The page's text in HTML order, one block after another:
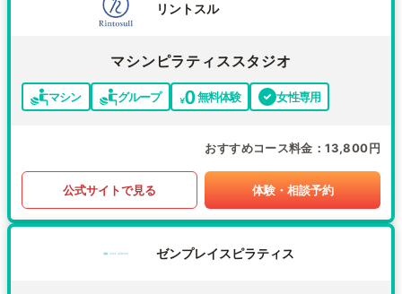
リントスル
マシンピラティススタジオ
マシン グループ 無料体験 女性専用
おすすめコース料金 13,800円
公式サイトで見る 体験・相談予約
ゼンプレイスピラティス